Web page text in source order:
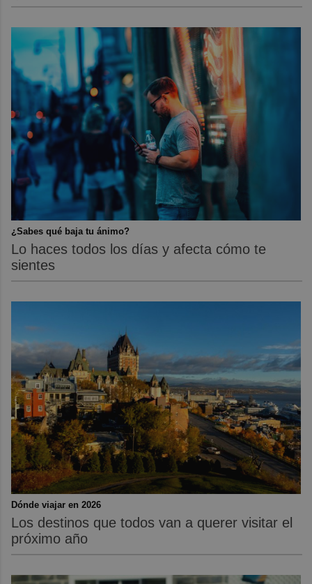
¿Sabes qué baja tu ánimo?
Lo haces todos los días y afecta cómo te
sientes
Dónde viajar en 2026
Los destinos que todos van a querer visitar el
próximo año